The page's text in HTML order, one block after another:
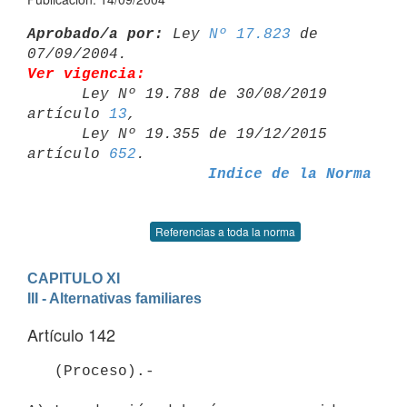
Aprobado/a por: Ley Nº 17.823 de
Ver vigencia:
artículo 13,
artículo 652
Indice de la Norma
Referencias a toda la norma
CAPITULO XI
III - Alternativas familiares
Artículo 142